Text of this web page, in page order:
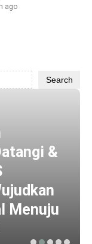
ago
Search
&
Menuju